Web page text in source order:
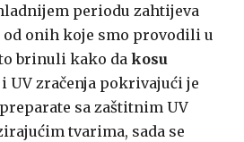
periodu zahtijeva
onih koje smo provodili u
brinuli kako da kosu
i UV zračenja pokrivajući je
sa zaštitnim UV
tvarima, sada se